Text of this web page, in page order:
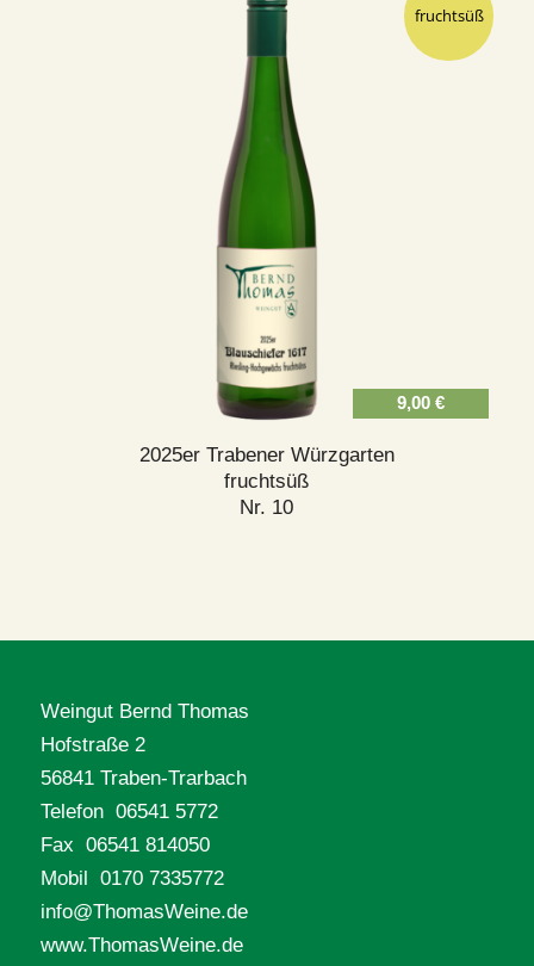
fruchtsüß
2025er Trabener Würzgarten
fruchtsüß
Nr. 10
9,00€
Weingut Bernd Thomas
Hofstraße 2
56841 Traben-Trarbach
Telefon 06541 5772
Fax 06541 814050
Mobil 0170 7335772
info@ThomasWeine.de
www.ThomasWeine.de